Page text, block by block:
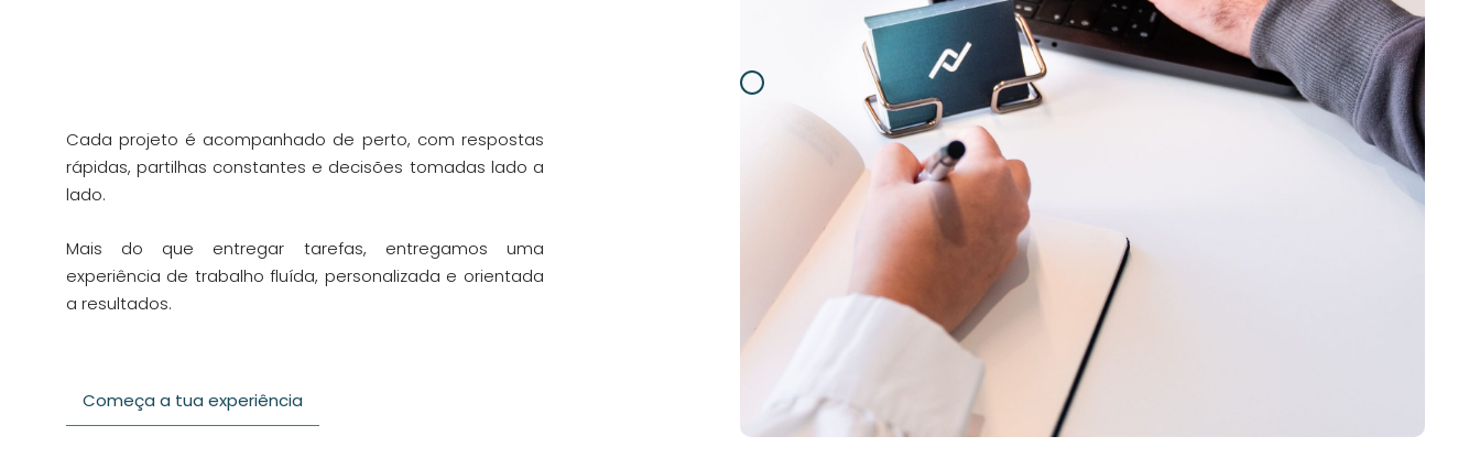
Cada projeto é acompanhado de perto, com respostas
rápidas, partilhas constantes e decisões tomadas lado a
lado.
Mais do que entregar tarefas, entregamos uma
experiência de trabalho fluída, personalizada e orientada
a resultados.
Começa a tua experiência